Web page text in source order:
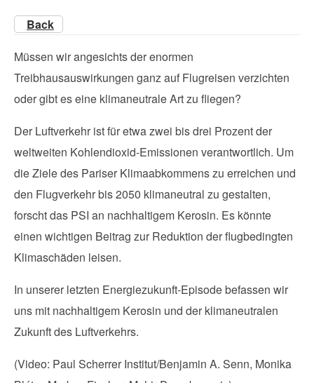
Back
Müssen wir angesichts der enormen
Treibhausauswirkungen ganz auf Flugreisen verzichten
oder gibt es eine klimaneutrale Art zu fliegen?
Der Luftverkehr ist für etwa zwei bis drei Prozent der
weltweiten Kohlendioxid-Emissionen verantwortlich. Um
die Ziele des Pariser Klimaabkommens zu erreichen und
den Flugverkehr bis 2050 klimaneutral zu gestalten,
forscht das PSI an nachhaltigem Kerosin. Es könnte
einen wichtigen Beitrag zur Reduktion der flugbedingten
Klimaschäden leisen.
In unserer letzten Energiezukunft-Episode befassen wir
uns mit nachhaltigem Kerosin und der klimaneutralen
Zukunft des Luftverkehrs.
(Video: Paul Scherrer Institut/Benjamin A. Senn, Monika